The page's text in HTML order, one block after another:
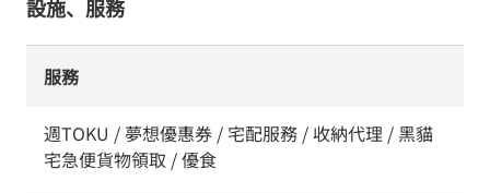
設施、服務
服務
週TOKU / 夢想優惠券 / 宅配服務 / 收納代理 / 黑貓
宅急便貨物領取 / 優食